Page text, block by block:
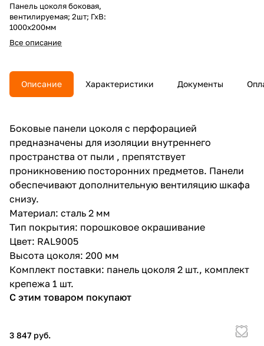
Панель цоколя боковая,
вентилируемая; 2шт; ГхВ:
1000х200мм
Все описание
Описание Характеристики Документы
Боковые панели цоколя с перфорацией
предназначены для изоляции внутреннего
пространства от пыли , препятствует
проникновению посторонних предметов. Панели
обеспечивают дополнительную вентиляцию шкафа
снизу.
Материал: сталь 2 мм
Тип покрытия: порошковое окрашивание
Цвет: RAL9005
Высота цоколя: 200 мм
Комплект поставки: панель цоколя 2 шт., комплект
крепежа 1 шт.
С этим товаром покупают
3 847 руб.